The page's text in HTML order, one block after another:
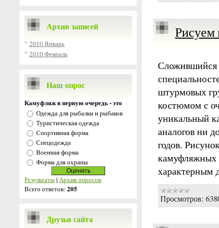
Архив записей
2010 Январь
2010 Февраль
Наш опрос
Камуфляж в первую очередь - это
Одежда для рыбалки и рыбаков
Туристическая одежда
Спортивная форма
Спецодежда
Военная форма
Форма для охраны
Результаты| Архив опросов
Всего ответов: 205
Друзья сайта
Сложившийся
штурмовых
костюмом с
уникальный
аналогов ни
годов.
камуфляжных
характерным
Просмотров: